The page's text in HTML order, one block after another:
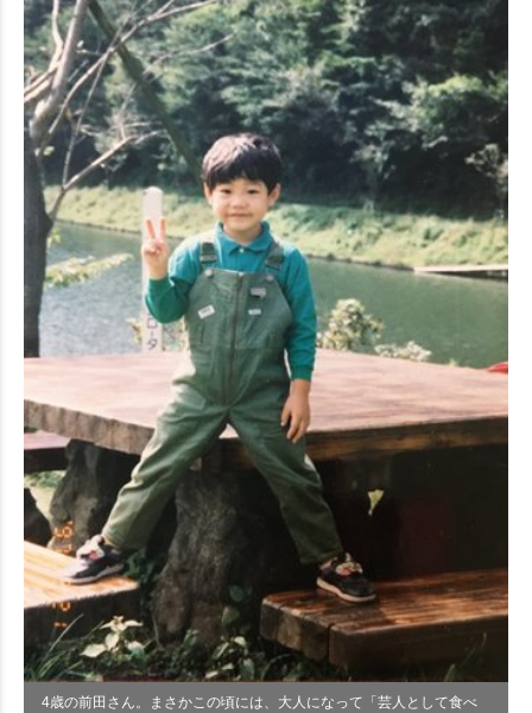
4歳の前田さん。まさかこの頃には、大人になって「芸人として食べ